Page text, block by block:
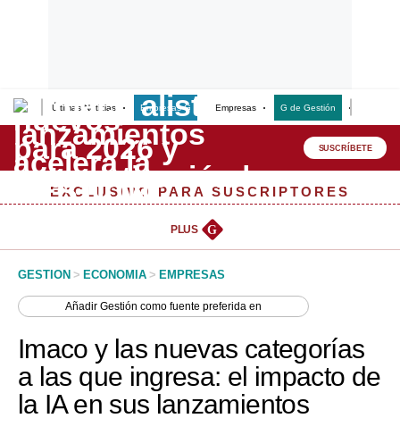
Últimas Noticias Empresas G Empresas G de Gestión
Lo último
Peru Quiosco
Management & Empleo
Perú
Política
SUSCRÍBETE
EXCLUSIVO PARA SUSCRIPTORES
PLUS G
GESTION > ECONOMIA > EMPRESAS
AñadirGestión como fuente preferida en
Imaco y las nuevas categorías
a las que ingresa: el impacto de
la IA en sus lanzamientos